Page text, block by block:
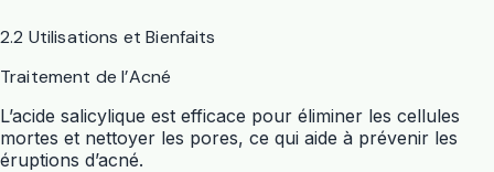
2.2 Utilisations et Bienfaits
Traitement de l’Acné
L’acide salicylique est efficace pour éliminer les cellules
mortes et nettoyer les pores, ce qui aide à prévenir les
éruptions d’acné.